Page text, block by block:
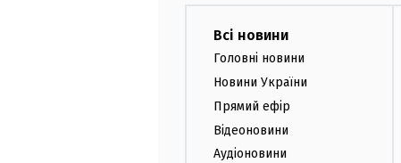
Всі новини
Головні новини
Новини України
Прямий ефір
Відеоновини
Аудіоновини